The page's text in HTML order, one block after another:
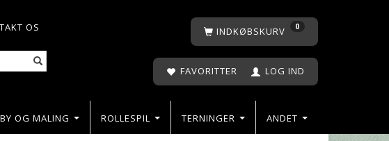
OS INDKØBSKURV 0
FAVORITTER LOG IND
OG MALING ROLLESPIL TERNINGER ANDET